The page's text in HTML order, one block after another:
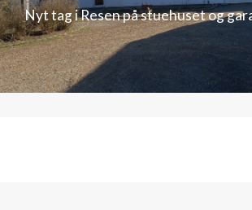
Så fik vi afsluttet et nyt tag i Blåvand